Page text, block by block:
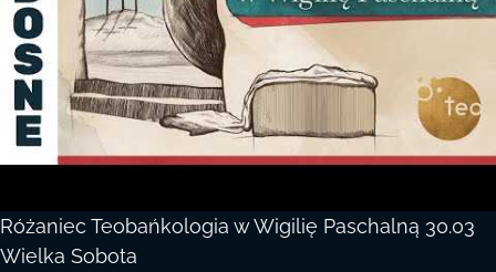
Różaniec Teobańkologia w Wigilię Paschalną 30.03
Wielka Sobota